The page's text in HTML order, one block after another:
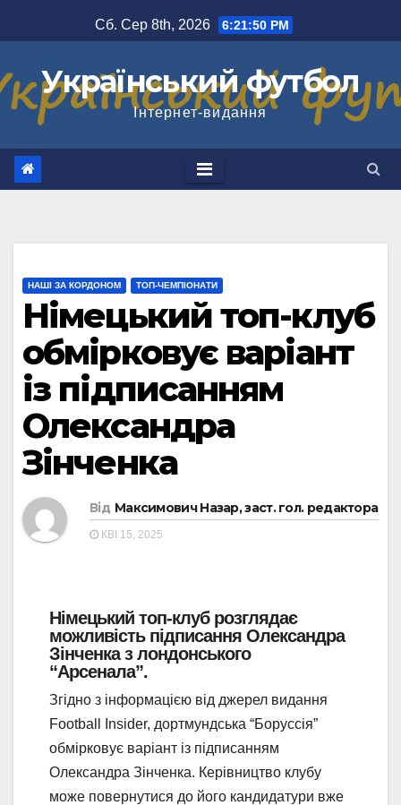
до
Сб. Сер 8th, 2026 6:21:51 PM
Український футбол
Інтернет-видання
НАШІ ЗА КОРДОНОМ ТОП-ЧЕМПІОНАТИ
Німецький топ-клуб
обмірковує варіант
із підписанням
Олександра
Зінченка
Від Максимович Назар, заст. гол. редактора
КВІ 15, 2025
Німецький топ-клуб розглядає
можливість підписання Олександра
Зінченка з лондонського
“Арсенала”.
Згідно з інформацією від джерел видання
Football Insider, дортмундська “Боруссія”
обмірковує варіант із підписанням
Олександра Зінченка. Керівництво клубу
може повернутися до його кандидатури вже